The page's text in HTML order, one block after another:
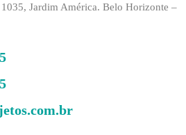
1035, Jardim América. Belo Horizonte –